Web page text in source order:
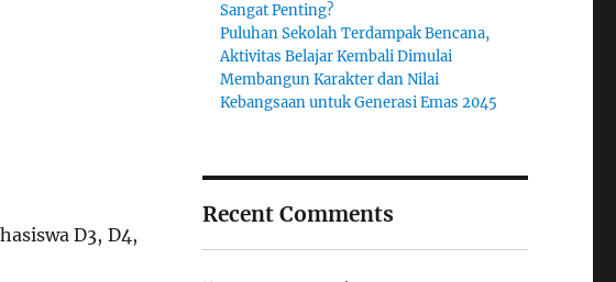
D3, D4,
Sangat Penting?
Puluhan Sekolah Terdampak Bencana,
Aktivitas Belajar Kembali Dimulai
Membangun Karakter dan Nilai
Kebangsaan untuk Generasi Emas 2045
Recent Comments